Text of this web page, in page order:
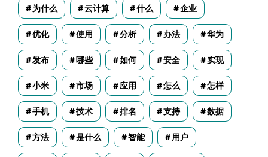
为什么 云计算 什么 企业
优化 使用 分析 办法 华为
发布 哪些 如何 安全 实现
小米 市场 应用 怎么 怎样
手机 技术 排名 支持 数据
方法 是什么 智能 用户